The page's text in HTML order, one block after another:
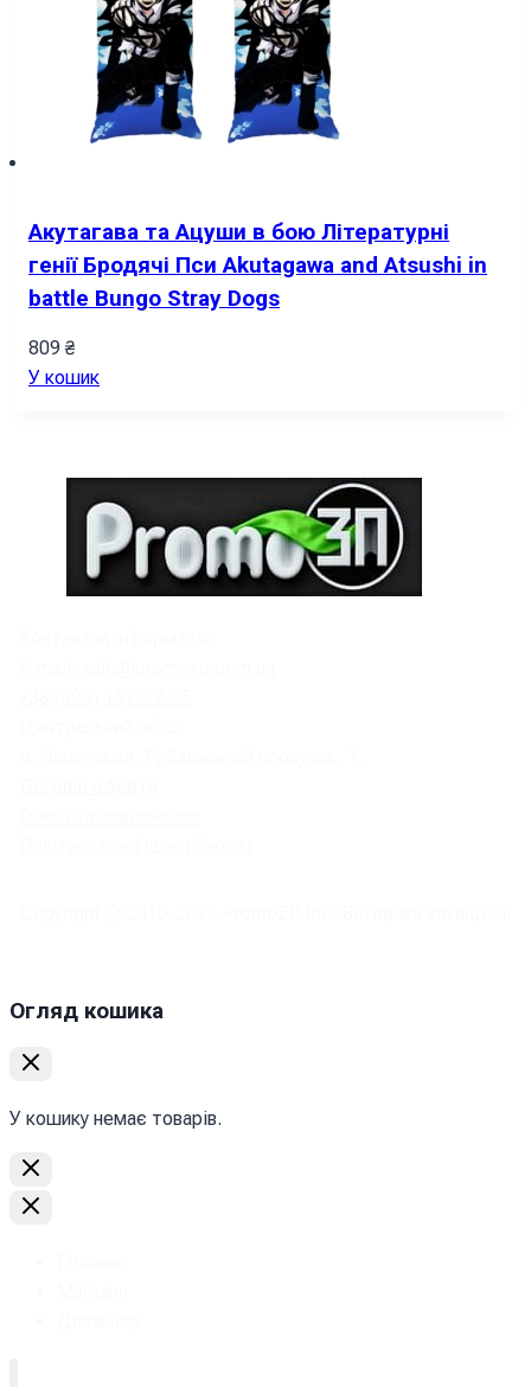
Акутагава та Ацуши в бою Літературні
генії Бродячі Пси Akutagawa and Atsushi in
battle Bungo Stray Dogs
809 ₴
У кошик
Огляд кошика
У кошику немає товарів.